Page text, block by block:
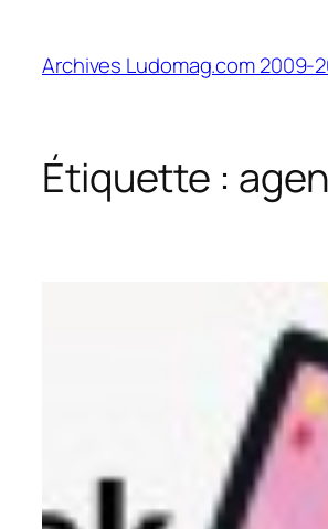
contenu
Archives Ludomag.com 2009-
Étiquette :